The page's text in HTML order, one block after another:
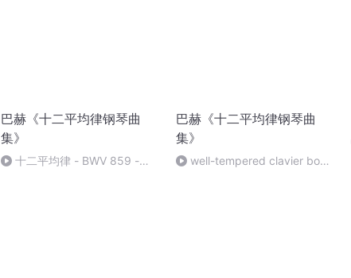
巴赫《十二平均律钢琴曲
集》
十二平均律 - BWV 859 -
巴赫《十二平均律钢琴曲
集》
well-tempered clavier book